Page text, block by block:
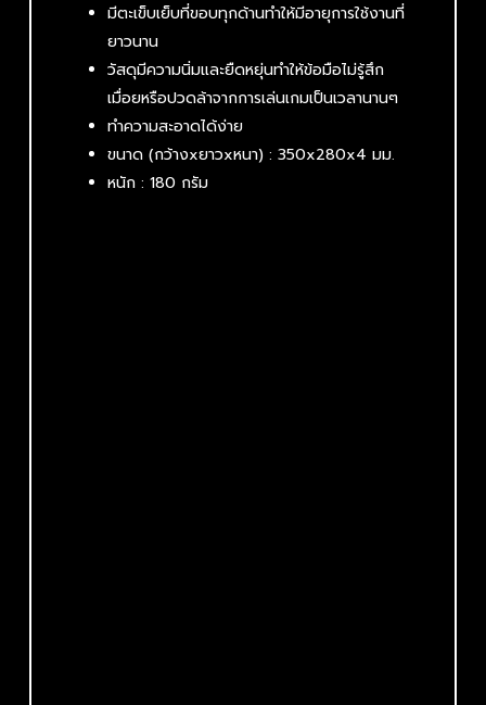
มีตะเข็บเย็บที่ขอบทุกด้านทำให้มีอายุการใช้งานที่
ยาวนาน
วัสดุมีความนิ่มและยืดหยุ่นทำให้ข้อมือไม่รู้สึก
เมื่อยหรือปวดล้าจากการเล่นเกมเป็นเวลานานๆ
ทำความสะอาดได้ง่าย
ขนาด (กว้างxยาวxหนา) : 350x280x4 มม.
หนัก : 180 กรัม